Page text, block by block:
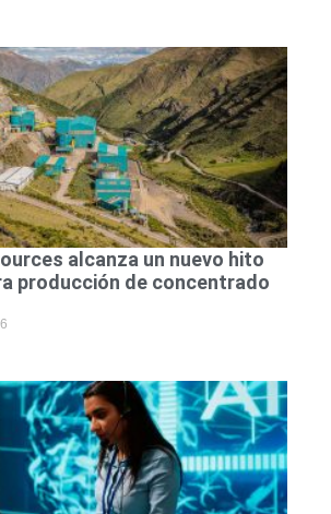
alcanza un nuevo hito
producción de concentrado